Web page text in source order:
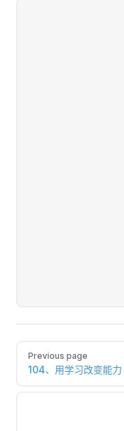
Pager
Previous page
104、用学习改变能力